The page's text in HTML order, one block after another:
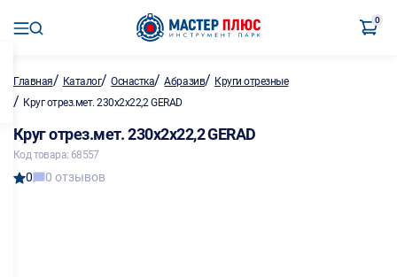
0
Главная/ Каталог/Оснастка/Абразив/ Круги отрезные
/ Круг отрез.мет. 230х2х22,2 GERAD
Круг отрез.мет. 230х2х22,2 GERAD
Код товара: 68557
0 0 отзывов